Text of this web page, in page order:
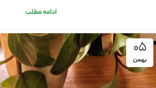
ادامه مطلب
05
بهمن